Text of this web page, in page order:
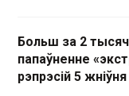
Больш за 2
папаўненне
рэпрэсій 5 жніўня